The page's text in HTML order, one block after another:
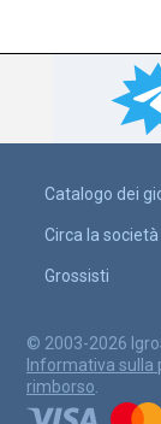
Catalogo dei
Circa la società
Grossisti
© 2003-2026
Informativa sulla
rimborso.